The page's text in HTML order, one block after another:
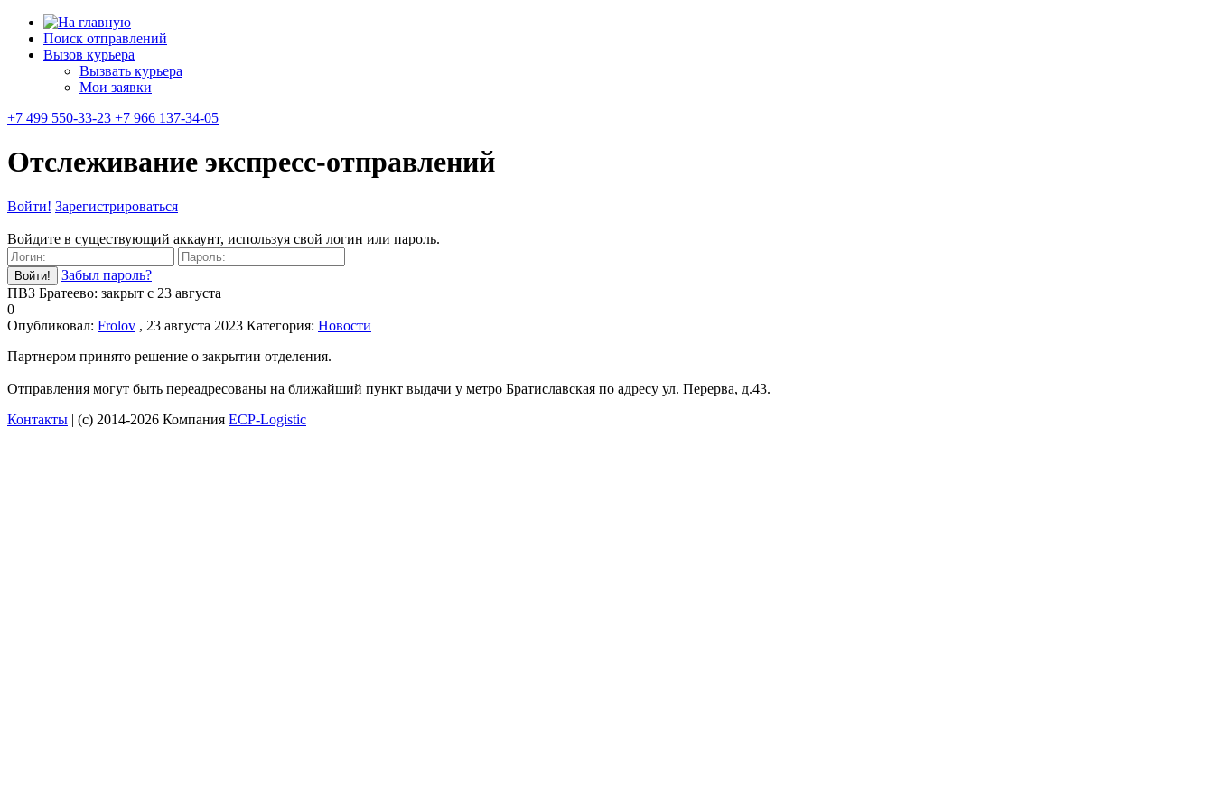
Поиск отправлений
Вызов курьера
Вызвать курьера
Мои заявки
+7 499 550-33-23 +7 966 137-34-05
Отслеживание экспресс-отправлений
Войти! Зарегистрироваться
Войдите в существующий аккаунт, используя свой логин или пароль.
Забыл пароль?
ПВЗ Братеево: закрыт с 23 августа
0
Опубликовал: Frolov , 23 августа 2023 Категория: Новости
Партнером принято решение о закрытии отделения.
Отправления могут быть переадресованы на ближайший пункт выдачи у метро Братиславская по адресу ул. Перерва, д.43.
Контакты | (c) 2014-2026 Компания ECP-Logistic